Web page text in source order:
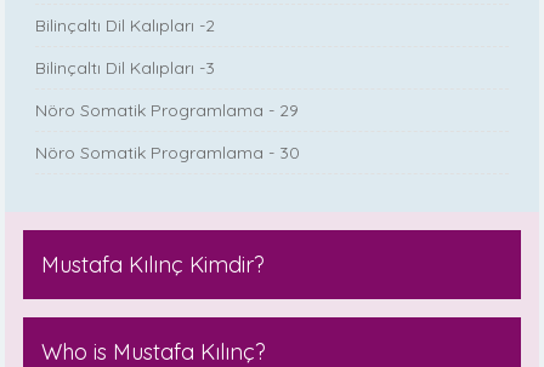
Bilinçaltı Dil Kalıpları -2
Bilinçaltı Dil Kalıpları -3
Nöro Somatik Programlama - 29
Nöro Somatik Programlama - 30
Mustafa Kılınç Kimdir?
Who is Mustafa Kılınç?